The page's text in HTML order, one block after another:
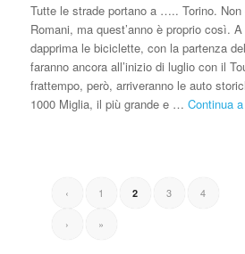
Tutte le strade portano a ….. Torino.
Romani, ma quest’anno è proprio così.
dapprima le biciclette, con la partenza
faranno ancora all’inizio di luglio con il
frattempo, però, arriveranno le auto
1000 Miglia, il più grande e … Continua
‹ 1 2 3 4
› »